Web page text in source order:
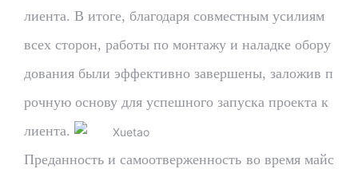
лиента. В итоге, благодаря совместным усилиям
всех сторон, работы по монтажу и наладке обору
дования были эффективно завершены, заложив п
рочную основу для успешного запуска проекта к
лиента.
Преданность и самоотверженность во время майс